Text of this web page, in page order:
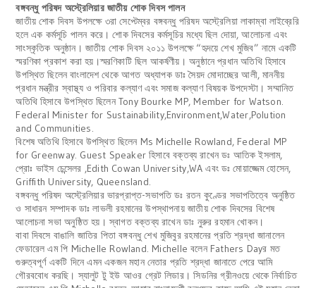
বঙ্গবন্ধু পরিষদ অস্ট্রেলিয়ার জাতীয় শোক দিবস পালন
জাতীয় শোক দিবস উপলক্ষে ৩রা সেপ্টেম্বর বঙ্গবন্ধু পরিষদ অস্ট্রেলিয়া লাকাম্বা লাইব্রেরি
হলে এক কর্মসূচি পালন করে। শোক দিবসের কর্মসূচির মধ্যে ছিল দোয়া, আলোচনা এবং
সাংস্কৃতিক অনুষ্ঠান। জাতীয় শোক দিবস ২০১১ উপলক্ষে “হৃদয়ে শেখ মুজিব” নামে একটি
স্মরণিকা প্রকাশ করা হয়।স্মরণিকাটি ছিল আকর্ষণীয়। অনুষ্ঠানে প্রধান অতিথি হিসাবে
উপস্থিত ছিলেন বাংলাদেশ থেকে আগত অধ্যাপক ডাঃ সৈয়দ মোদাচ্ছের আলী, মাননীয়
প্রধান মন্ত্রীর স্বাস্থ্য ও পরিবার কল্যাণ এবং সমাজ কল্যাণ বিষয়ক উপদেস্টা। সম্মানিত
অতিথি হিসাবে উপস্থিত ছিলেন Tony Bourke MP, Member for Watson.
Federal Minister for Sustainability,Environment,Water,Polution
and Communities.
বিশেষ অতিথি হিসাবে উপস্থিত ছিলেন Ms Michelle Rowland, Federal MP
for Greenway. Guest Speaker হিসাবে বক্তব্য রাখেন ডঃ আতিক ইসলাম,
প্রোঃ ভাইস চেন্সেলর ,Edith Cowan University,WA এবং ডঃ মোয়াজ্জেম হোসেন,
Griffith University, Queensland.
বঙ্গবন্ধু পরিষদ অস্ট্রেলিয়ার ভারপ্রাপ্ত-সভাপতি ডঃ রতন কুণ্ডের সভাপতিত্বে অনুষ্ঠিত
ও সাধারন সম্পাদক ডাঃ লাভলী রহমানের উপস্থাপনায় জাতীয় শোক দিবসের বিশেষ
আলোচনা সভা অনুষ্ঠিত হয়। স্বাগত বক্তব্য রাখেন ডাঃ নুরুর রহমান খোকন।
বাবা দিবসে বাঙালি জাতির পিতা বঙ্গবন্ধু শেখ মুজিবুর রহমানের প্রতি শ্রদ্ধা জানালেন
ফেডারেল এম পি Michelle Rowland. Michelle বলেন Fathers Dayর মত
গুরুত্বপূর্ণ একটি দিনে এমন একজন মহান নেতার প্রতি শ্রদ্ধা জানাতে পেরে আমি
গৌরববোধ করছি। স্যালুট টু ইউ আওর গ্রেট লিডার। সিডনির গ্রীনওয়ে থেকে নির্বাচিত